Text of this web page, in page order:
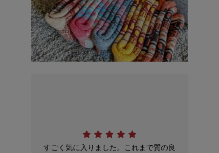
すごく気に入りました。これまで質の良